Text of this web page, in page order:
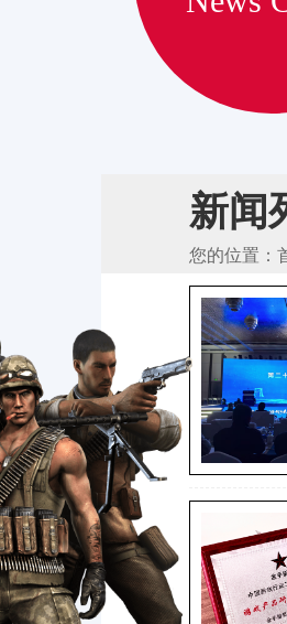
新闻
您的位置：